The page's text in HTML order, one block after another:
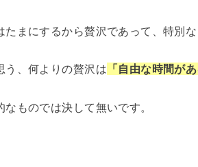
たまにするから贅沢であって、特別
う、何よりの贅沢は 「自由な時間があ
なものでは決して無いです。